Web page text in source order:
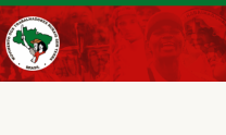
Pular
para
o
conteúdo